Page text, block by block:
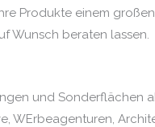
Produkte einem großen
Wunsch beraten lassen.
und Sonderflächen
WErbeagenturen,